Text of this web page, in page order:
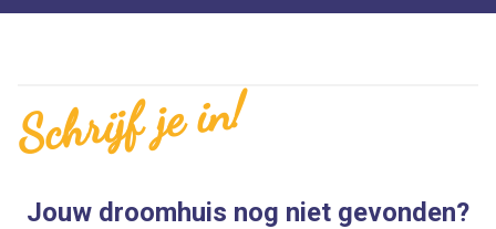
Jouw droomhuis nog niet gevonden?
Schrijf je in!